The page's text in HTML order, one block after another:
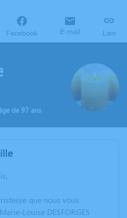
Facebook E-mail Lien
de 97 ans
que nous vous
Louise DESFORGES